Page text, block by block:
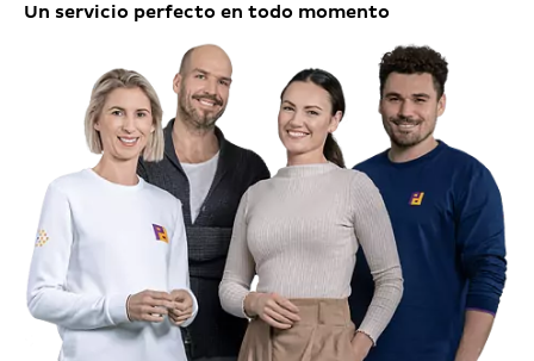
Un servicio perfecto en todo momento